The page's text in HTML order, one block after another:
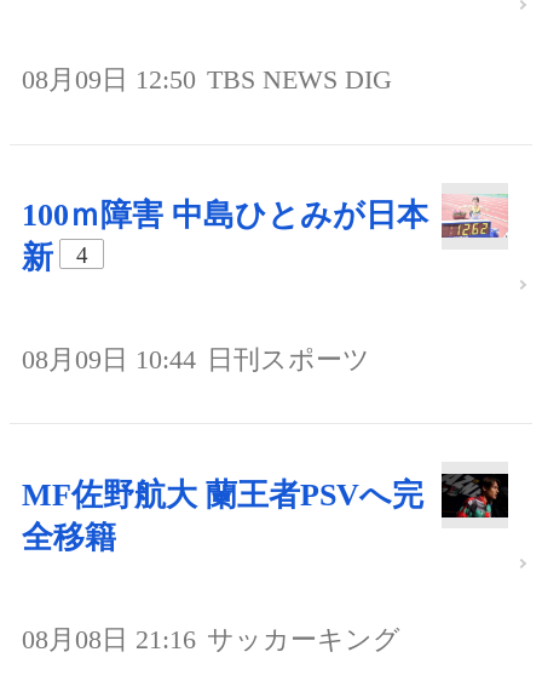
08月09日 12:50 TBS NEWS DIG
100ｍ障害 中島ひとみが日本
新
4
08月09日 10:44 日刊スポーツ
MF佐野航大 蘭王者PSVへ完
全移籍
08月08日 21:16 サッカーキング